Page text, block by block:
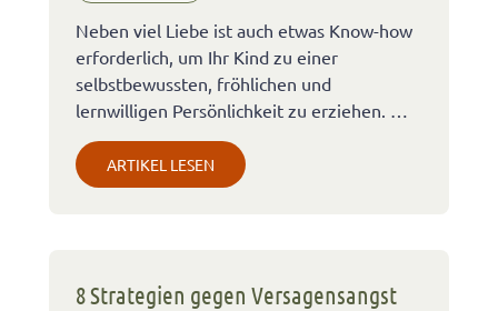
Neben viel Liebe ist auch etwas Know-how
erforderlich, um Ihr Kind zu einer
selbstbewussten, fröhlichen und
lernwilligen Persönlichkeit zu erziehen. …
ARTIKEL LESEN
8 Strategien gegen Versagensangst